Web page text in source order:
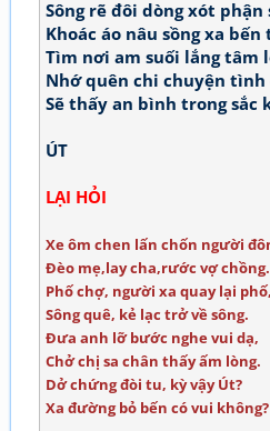
Sông rẽ đôi dòng xót phận
Khoác áo nâu sồng xa bến
Tìm nơi am suối lắng tâm
Nhớ quên chi chuyện tình
Sẽ thấy an bình trong sắc
ÚT
LẠI HỎI
Xe ôm chen lấn chốn người
Đèo mẹ,lay cha,rước vợ chồng.
Phố chợ, người xa quay lại phố,
Sông quê, kẻ lạc trở về sông.
Đưa anh lỡ bước nghe vui dạ,
Chở chị sa chân thấy ấm lòng.
Dở chứng đòi tu, kỳ vậy Út?
Xa đường bỏ bến có vui không?